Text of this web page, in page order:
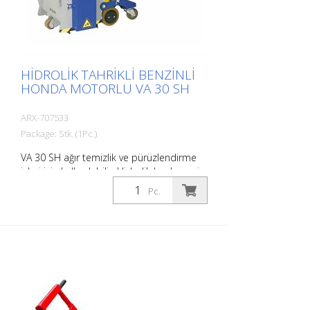
sizin seçiminiz
HIDROLIK TAHRIKLI BENZINLI
HONDA MOTORLU VA 30 SH
ARX-707533
Package: Stk. (1Pc.)
VA 30 SH ağır temizlik ve pürüzlendirme
işleri için kullanılabilir. Hidrolik beslemesi
sayesinde manevra kabiliyeti yüksek ve
kullanımı kolay bir makinedir. Büyük ölçekli
havaalanlarında kauçuk yüzeyleri
kaldırırken de değerini kanıtlıyor. Her
Pc.